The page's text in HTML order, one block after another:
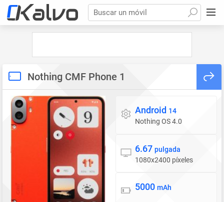
Buscar un móvil
Nothing CMF Phone 1
Sistema operativo
Android 14
Nothing OS 4.0
Pantalla
6.67 pulgada
1080x2400 píxeles
Batería
5000 mAh